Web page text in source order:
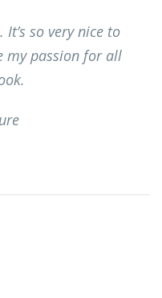
so very nice to
my passion for all